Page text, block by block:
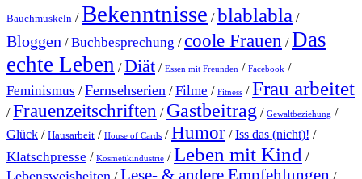
Bauchmuskeln /Bekenntnisse /blablabla /
Bloggen /Buchbesprechung /coole Frauen /Das
echte Leben /Diät / Essen mit Freunden / Facebook /
Feminismus /Fernsehserien /Filme / Fitness /Frau arbeitet
/Frauenzeitschriften / Gastbeitrag / Gewaltbeziehung /
Glück / Hausarbeit / House of Cards /Humor /Iss das (nicht)! /
Klatschpresse / Kosmetikindustrie /Leben mit Kind /
Lese- & andere Empfehlungen